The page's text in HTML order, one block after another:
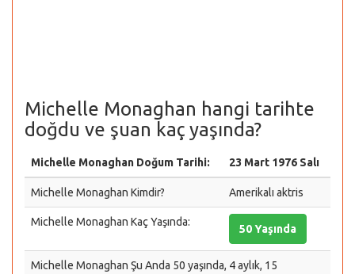
Michelle Monaghan hangi tarihte
doğdu ve şuan kaç yaşında?
Michelle Monaghan Doğum Tarihi: 23 Mart 1976 Salı
Michelle Monaghan Kimdir? Amerikalı aktris
Michelle Monaghan Kaç Yaşında:
50 Yaşında
Michelle Monaghan Şu Anda 50 yaşında, 4 aylık, 15